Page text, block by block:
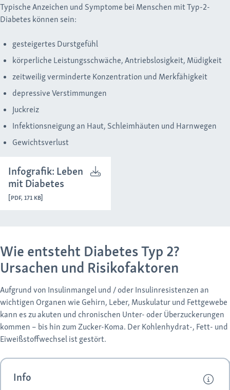
Typische Anzeichen und Symptome bei Menschen mit Typ-2-
Diabetes können sein:
gesteigertes Durstgefühl
körperliche Leistungsschwäche, Antriebslosigkeit, Müdigkeit
zeitweilig verminderte Konzentration und Merkfähigkeit
depressive Verstimmungen
Juckreiz
Infektionsneigung an Haut, Schleimhäuten und Harnwegen
Gewichtsverlust
Infografik: Leben
mit Diabetes
[PDF, 171 KB]
Wie entsteht Diabetes Typ 2?
Ursachen und Risikofaktoren
Aufgrund von Insulinmangel und / oder Insulinresistenzen an
wichtigen Organen wie Gehirn, Leber, Muskulatur und Fettgewebe
kann es zu akuten und chronischen Unter- oder Überzuckerungen
kommen – bis hin zum Zucker-Koma. Der Kohlenhydrat-, Fett- und
Eiweißstoffwechsel ist gestört.
Info